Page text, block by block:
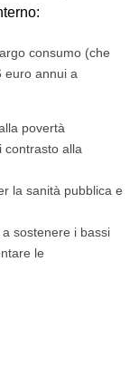
consumo (che
euro annui a
povertà
contrasto alla
la sanità pubblica e
sostenere i bassi
le